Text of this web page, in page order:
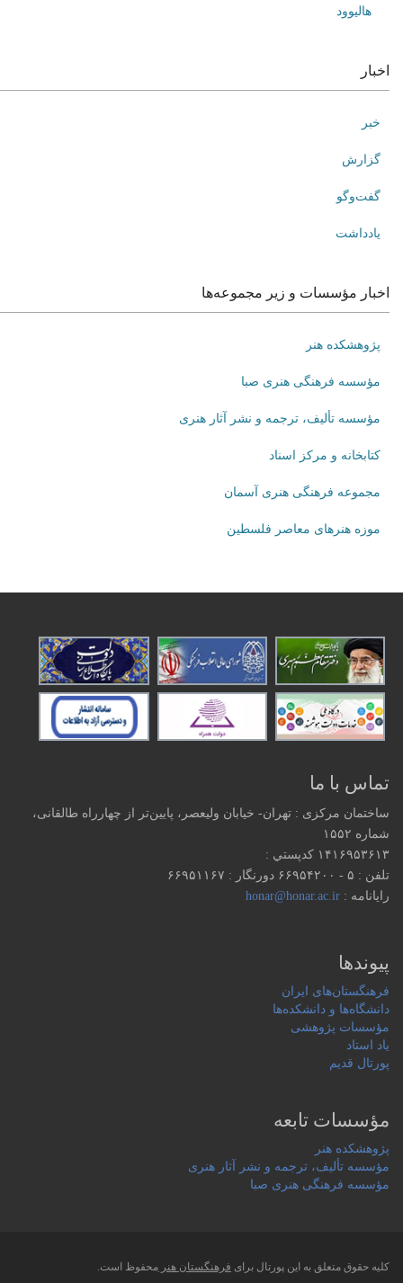
هالیوود
اخبار
خبر
گزارش
گفت‌وگو
یادداشت
اخبار مؤسسات و زیر مجموعه‌ها
پژوهشکده هنر
مؤسسه فرهنگی هنری صبا
مؤسسه تألیف، ترجمه و نشر آثار هنری
کتابخانه و مرکز اسناد
مجموعه فرهنگی هنری آسمان
موزه هنرهای‌ معاصر فلسطین
تماس با ما
ساختمان مرکزی : تهران- خیابان ولیعصر، پایین‌تر از چهارراه طالقانی،
شماره ۱۵۵۲
۱۴۱۶۹۵۳۶۱۳ كدپستي :
تلفن : ۵ - ۶۶۹۵۴۲۰۰ دورنگار : ۶۶۹۵۱۱۶۷
رایانامه :honar@honar.ac.ir
پیوندها
فرهنگستان‌های ایران
دانشگاه‌ها و دانشکده‌ها
مؤسسات پژوهشی
یاد استاد
پورتال قدیم
مؤسسات تابعه
پژوهشکده هنر
مؤسسه تألیف، ترجمه و نشر آثار هنری
مؤسسه فرهنگی هنری صبا
کلیه حقوق متعلق به این پورتال برای فرهنگستان هنرمحفوظ است.